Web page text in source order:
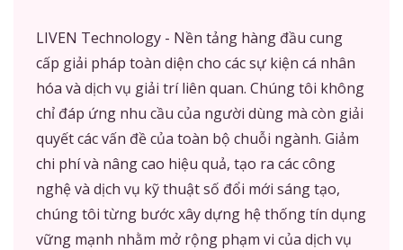
LIVEN Technology - Nền tảng hàng đầu cung
cấp giải pháp toàn diện cho các sự kiện cá nhân
hóa và dịch vụ giải trí liên quan. Chúng tôi không
chỉ đáp ứng nhu cầu của người dùng mà còn giải
quyết các vấn đề của toàn bộ chuỗi ngành. Giảm
chi phí và nâng cao hiệu quả, tạo ra các công
nghệ và dịch vụ kỹ thuật số đổi mới sáng tạo,
chúng tôi từng bước xây dựng hệ thống tín dụng
vững mạnh nhằm mở rộng phạm vi của dịch vụ